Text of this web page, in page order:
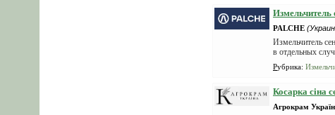
Измельчитель
PALCHE
Измельчитель
в отдельных
Рубрика:
Косарка сіна
Агрокрам